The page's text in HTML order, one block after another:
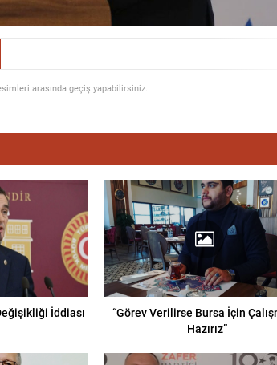
arasında geçiş yapabilirsiniz.
İddiası
“Görev Verilirse Bursa İçin
Hazırız”